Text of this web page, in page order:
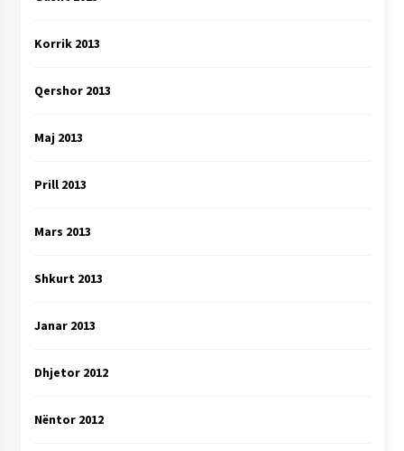
Korrik 2013
Qershor 2013
Maj 2013
Prill 2013
Mars 2013
Shkurt 2013
Janar 2013
Dhjetor 2012
Nëntor 2012